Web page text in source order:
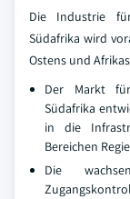
Die Industrie für
Südafrika wird
Ostens und
Der Markt für
Südafrika
in die
Bereichen
Die